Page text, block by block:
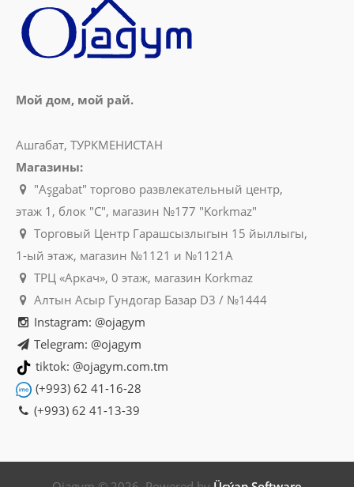
Мой дом, мой рай.
Ашгабат, ТУРКМЕНИСТАН
Магазины:
"Aşgabat" торгово развлекательный центр,
этаж 1, блок "C", магазин №177 "Korkmaz"
Торговый Центр Гарашсызлыгын 15 йыллыгы,
1-ый этаж, магазин №1121 и №1121A
ТРЦ «Аркач», 0 этаж, магазин Korkmaz
Алтын Асыр Гундогар Базар D3 / №1444
Instagram: @ojagym
Telegram: @ojagym
tiktok: @ojagym.com.tm
(+993) 62 41-16-28
(+993) 62 41-13-39